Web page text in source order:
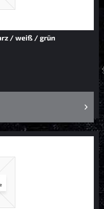
/ weiß / grün